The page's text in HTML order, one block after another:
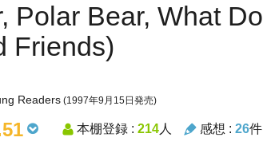
Polar Bear, What
Friends)
Readers (1997年9月15日発売)
本棚登録 : 214人 感想 : 26件